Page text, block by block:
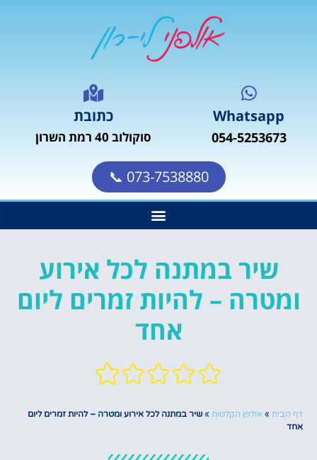
Whatsapp
054-5253673
כתובת
סוקולוב 40 רמת השרון
073-7538880 📞
שיר במתנה לכל אירוע
ומטרה – להיות זמרים ליום
אחד
דף הבית » אולפן הקלטות » שיר במתנה לכל אירוע ומטרה – להיות זמרים ליום
אחד